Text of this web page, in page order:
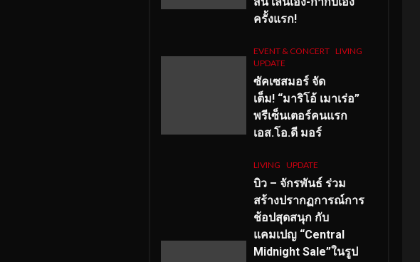
ครั้งแรก!
EVENT & CONCERT LIVING
UPDATE
ซัคเซสมอร์ จัด
เต็ม! “มาริโอ้ เมาเร่อ”
พรีเซ็นเตอร์คนแรก
เอส.โอ.ดี มอร์
LIVING UPDATE
บิว – จักรพันธ์ ร่วม
สร้างปรากฏการณ์การ
ช้อปสุดสนุก กับ
แคมเปญ “Central
Midnight Sale”ในรูป